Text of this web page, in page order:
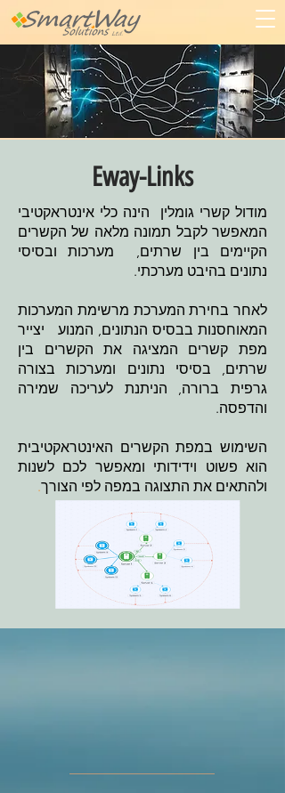
Eway-Links
מודול קשרי גומלין הינה כלי אינטראקטיבי
המאפשר לקבל תמונה מלאה של הקשרים
הקיימים בין שרתים, מערכות ובסיסי
נתונים בהיבט מערכתי.
לאחר בחירת המערכת מרשימת המערכות
המאוחסנות בבסיס הנתונים, המנוע יצייר
מפת קשרים המציגה את הקשרים בין
שרתים, בסיסי נתונים ומערכות בצורה
גרפית ברורה, הניתנת לעריכה שמירה
והדפסה.
השימוש במפת הקשרים האינטראקטיבית
הוא פשוט וידידותי ומאפשר לכם לשנות
ולהתאים את התצוגה במפה לפי הצורך.